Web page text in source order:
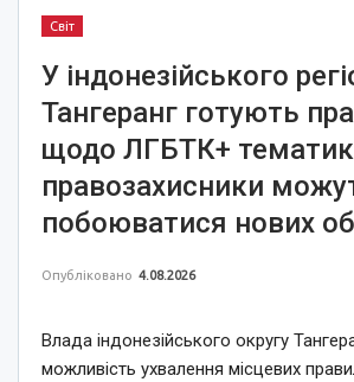
Світ
У індонезійського
Тангеранг готують
щодо ЛГБТК+
правозахисники
побоюватися нових
Опубліковано 4.08.2026
Влада індонезійського округу
можливість ухвалення місцевих